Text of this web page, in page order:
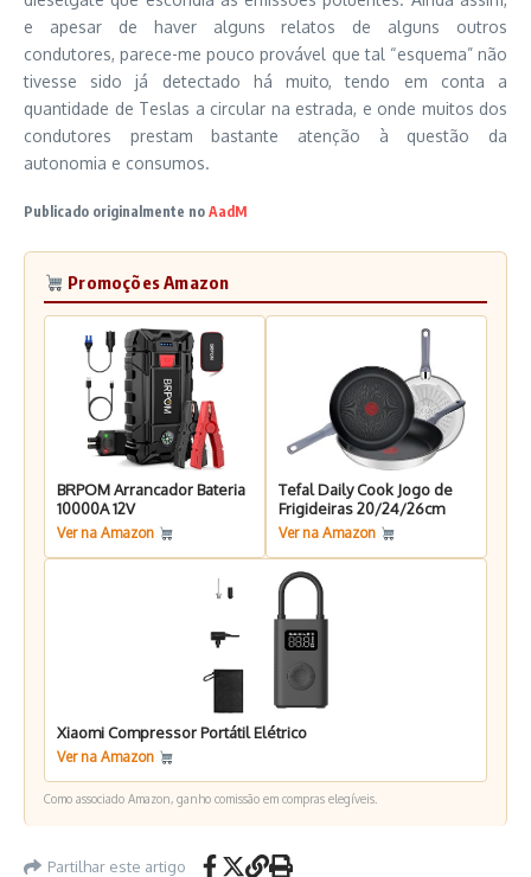
e apesar de haver alguns relatos de alguns outros
condutores, parece-me pouco provável que tal “esquema” não
tivesse sido já detectado há muito, tendo em conta a
quantidade de Teslas a circular na estrada, e onde muitos dos
condutores prestam bastante atenção à questão da
autonomia e consumos.
Publicado originalmente no AadM
Promoções Amazon
BRPOM Arrancador Bateria
10000A 12V
Ver na Amazon
Tefal Daily Cook Jogo de
Frigideiras 20/24/26cm
Ver na Amazon
Xiaomi Compressor Portátil Elétrico
Ver na Amazon
Como associado Amazon, ganho comissão em compras elegíveis.
Partilhar este artigo